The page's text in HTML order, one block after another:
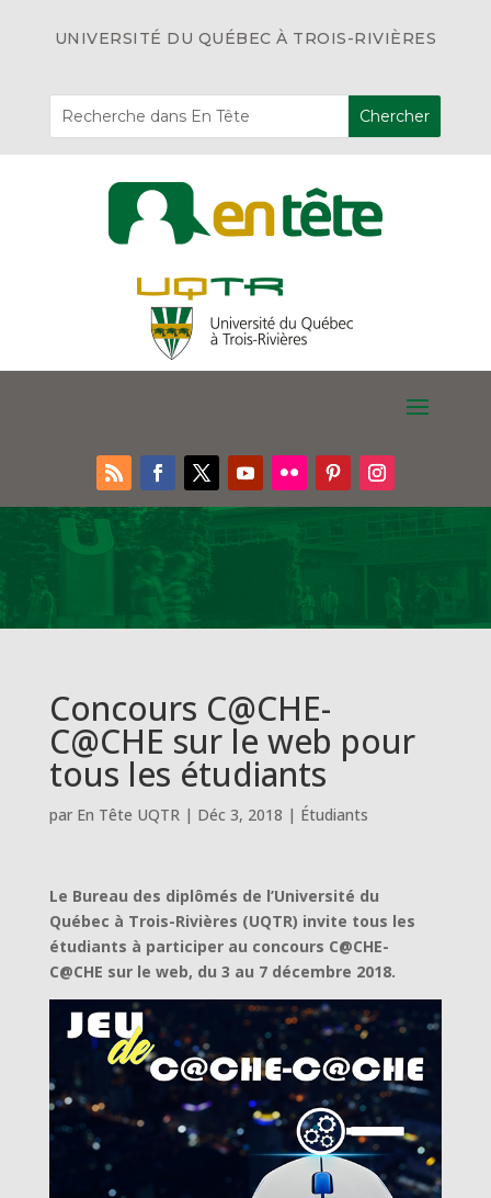
UNIVERSITÉ DU QUÉBEC À TROIS-RIVIÈRES
Concours C@CHE-
C@CHE sur le web pour
tous les étudiants
par En Tête UQTR| Déc 3, 2018 | Étudiants
Le Bureau des diplômés de l’Université du
Québec à Trois-Rivières (UQTR) invite tous les
étudiants à participer au concours C@CHE-
C@CHE sur le web, du 3 au 7 décembre 2018.